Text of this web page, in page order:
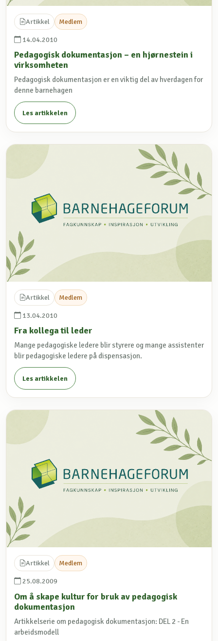
Artikkel Medlem
14.04.2010
Pedagogisk dokumentasjon – en hjørnestein i
virksomheten
Pedagogisk dokumentasjon er en viktig del av hverdagen for
denne barnehagen
Les artikkelen
Artikkel Medlem
13.04.2010
Fra kollega til leder
Mange pedagogiske ledere blir styrere og mange assistenter
blir pedagogiske ledere på dispensasjon.
Les artikkelen
Artikkel Medlem
25.08.2009
Om å skape kultur for bruk av pedagogisk
dokumentasjon
Artikkelserie om pedagogisk dokumentasjon: DEL 2 - En
arbeidsmodell